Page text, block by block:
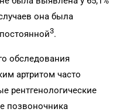
она была
3.
обследования
артритом часто
рентгенологические
позвоночника